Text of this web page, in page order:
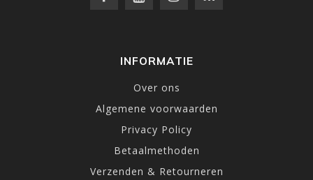
INFORMATIE
Over ons
Algemene voorwaarden
Privacy Policy
Betaalmethoden
Verzenden & Retourneren